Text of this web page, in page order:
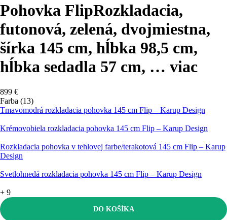
Pohovka FlipRozkladacia,
futonová, zelená, dvojmiestna,
šírka 145 cm, hĺbka 98,5 cm,
hĺbka sedadla 57 cm, … viac
899 €
Farba (13)
Tmavomodrá rozkladacia pohovka 145 cm Flip – Karup Design
Krémovobiela rozkladacia pohovka 145 cm Flip – Karup Design
Rozkladacia pohovka v tehlovej farbe/terakotová 145 cm Flip – Karup
Design
Svetlohnedá rozkladacia pohovka 145 cm Flip – Karup Design
+ 9
DO KOŠÍKA